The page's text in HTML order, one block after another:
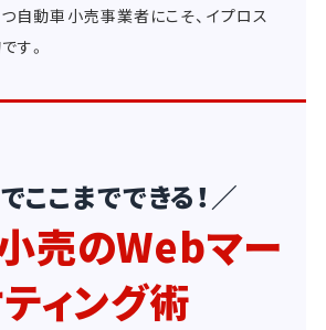
自動車小売事業者にこそ、イプロス
す。
ここまでできる！／
売のWebマー
ィング術